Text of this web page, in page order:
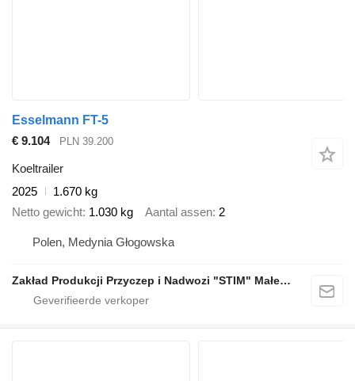
Esselmann FT-5
€ 9.104
PLN 39.200
Koeltrailer
2025
1.670 kg
Netto gewicht 1.030 kg Aantal assen 2
Polen, Medynia Głogowska
Zakład Produkcji Przyczep i Nadwozi "STIM" Małecki s.j.